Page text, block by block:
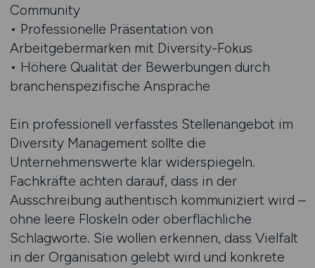
Community
• Professionelle Präsentation von
Arbeitgebermarken mit Diversity-Fokus
• Höhere Qualität der Bewerbungen durch
branchenspezifische Ansprache
Ein professionell verfasstes Stellenangebot im
Diversity Management sollte die
Unternehmenswerte klar widerspiegeln.
Fachkräfte achten darauf, dass in der
Ausschreibung authentisch kommuniziert wird –
ohne leere Floskeln oder oberflächliche
Schlagworte. Sie wollen erkennen, dass Vielfalt
in der Organisation gelebt wird und konkrete